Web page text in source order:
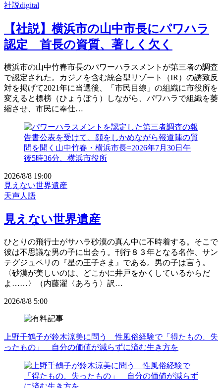
社説digital
【社説】横浜市の山中市長にパワハラ
認定 首長の資質、著しく欠く
横浜市の山中竹春市長のパワーハラスメントが第三者の調査
で認定された。カジノを含む統合型リゾート（IR）の誘致反
対を掲げて2021年に当選後、「市民目線」の組織に市役所を
変えると標榜（ひょうぼう）しながら、パワハラで組織を萎
縮させ、市民に奉仕…
2026/8/8 19:00
見えない世界遺産
天声人語
見えない世界遺産
ひとりの飛行士がサハラ砂漠の真ん中に不時着する。そこで
彼は不思議な男の子に出会う。刊行８３年となる名作、サン
テグジュペリの『星の王子さま』である。男の子は言う。
〈砂漠が美しいのは、どこかに井戸をかくしているからだ
よ……〉（内藤濯〈あろう〉訳…
2026/8/8 5:00
上野千鶴子が鈴木涼美に問う 性風俗経験で「得たもの、失
ったもの」 自分の価値が減らずに済む生き方を